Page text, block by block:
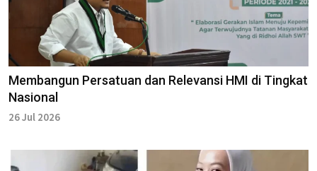
Membangun Persatuan dan Relevansi HMI di Tingkat
Nasional
26 Jul 2026